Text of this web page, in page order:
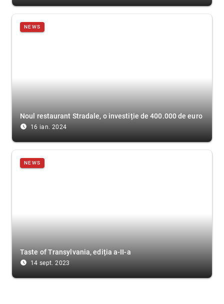
NEWS
Noul restaurant Stradale, o investiție de 400.000 de euro
access_time_filled 16 ian. 2024
NEWS
Taste of Transylvania, ediția a-II-a
access_time_filled 14 sept. 2023